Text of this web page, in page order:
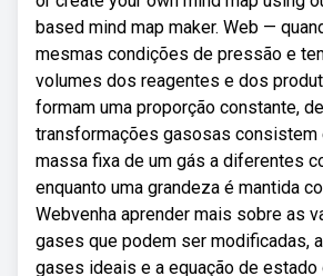
based mind map maker. Web —
mesmas condições de pressão e
volumes dos reagentes e dos
formam uma proporção constante,
transformações gasosas consistem
massa fixa de um gás a diferentes
enquanto uma grandeza é mantida
Webvenha aprender mais sobre as
gases que podem ser modificadas,
gases ideais e a equação de